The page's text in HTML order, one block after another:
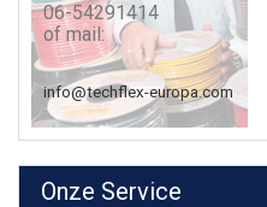
06-54291414
of mail:
info@techflex-europa.com
Onze Service